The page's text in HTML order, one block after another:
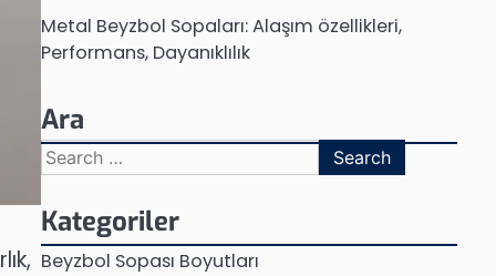
Metal Beyzbol Sopaları: Alaşım özellikleri,
Performans, Dayanıklılık
Ara
Search
for:
Kategoriler
Beyzbol Sopası Boyutları